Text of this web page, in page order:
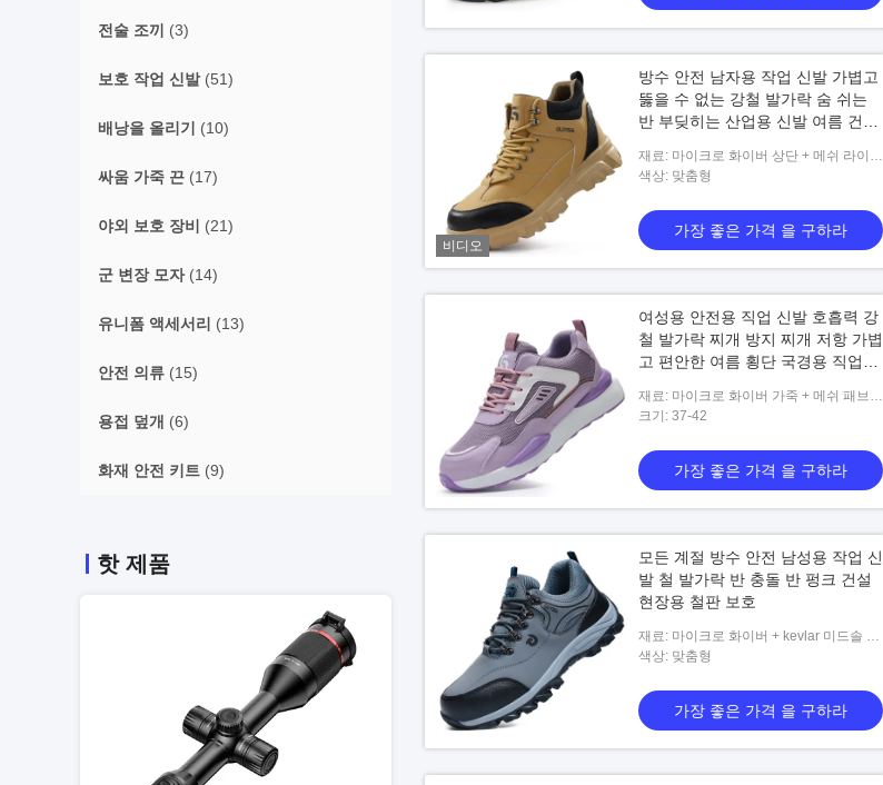
전술 조끼 (3)
보호 작업 신발(51)
배낭을 올리기 (10)
싸움 가죽 끈 (17)
야외 보호 장비 (21)
군 변장 모자(14)
유니폼 액세서리 (13)
안전 의류 (15)
용접 덮개 (6)
화재 안전 키트 (9)
핫 제품
비디오
방수 안전 남자용 작업 신발 가볍고
뚫을 수 없는 강철 발가락 숨 쉬는
반 부딪히는 산업용 신발 여름 건축
재료: 마이크로 화이버 상단 + 메쉬 라이닝
+ kevlar 미드솔 + 고무 아웃솔
색상: 맞춤형
가장 좋은 가격 을 구하라
여성용 안전용 직업 신발 호흡력 강
철 발가락 찌개 방지 찌개 저항 가볍
고 편안한 여름 횡단 국경용 직업용
재료: 마이크로 화이버 가죽 + 메쉬 패브릭
+ kevlar 미드솔 + PU 아웃솔
크기: 37-42
가장 좋은 가격 을 구하라
모든 계절 방수 안전 남성용 작업 신
발 철 발가락 반 충돌 반 펑크 건설
현장용 철판 보호
재료: 마이크로 화이버 + kevlar 미드솔 +
고무 아웃솔
색상: 맞춤형
가장 좋은 가격 을 구하라